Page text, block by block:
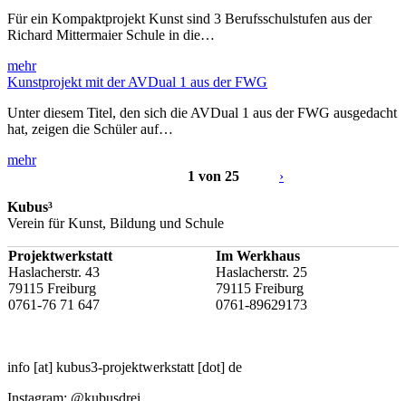
Für ein Kompaktprojekt Kunst sind 3 Berufsschulstufen aus der
Richard Mittermaier Schule in die…
mehr
Kunstprojekt mit der AVDual 1 aus der FWG
Unter diesem Titel, den sich die AVDual 1 aus der FWG ausgedacht
hat, zeigen die Schüler auf…
mehr
1 von 25
›
Kubus³
Verein für Kunst, Bildung und Schule
Projektwerkstatt
Haslacherstr. 43
79115 Freiburg
0761-76 71 647
Im Werkhaus
Haslacherstr. 25
79115 Freiburg
0761-89629173
info [at] kubus3-projektwerkstatt [dot] de